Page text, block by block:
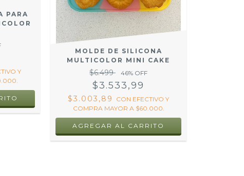
PARA
Y
MOLDE DE SILICONA
MULTICOLOR MINI CAKE
$6.499 46% OFF
$3.533,99
$3.003,89 CON EFECTIVO Y
COMPRA MAYOR A $60.000.